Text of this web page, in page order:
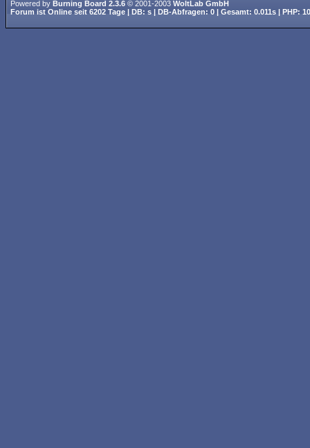
Powered by Burning Board 2.3.6 © 2001-2003 WoltLab GmbH
Forum ist Online seit 6202 Tage | DB: s | DB-Abfragen: 0 | Gesamt: 0.011s | PHP: